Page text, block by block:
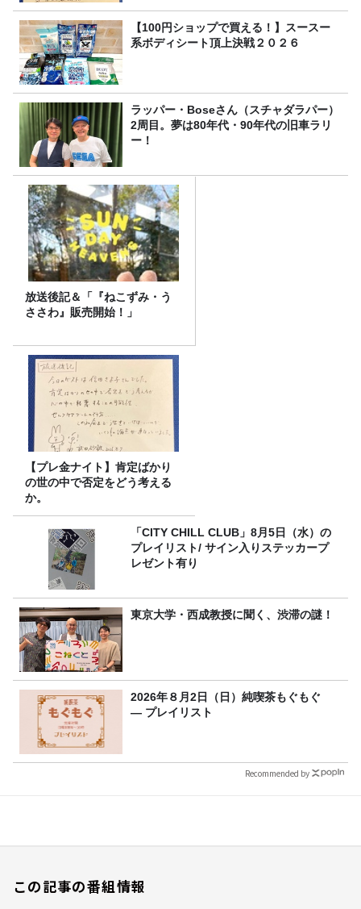
【100円ショップで買える！】スースー
系ボディシート頂上決戦２０２６
ラッパー・Boseさん（スチャダラパー）
2周目。夢は80年代・90年代の旧車ラリ
ー！
放送後記＆「『ねこずみ・う
ささわ』販売開始！」
【プレ金ナイト】肯定ばかり
の世の中で否定をどう考える
か。
「CITY CHILL CLUB」8月5日（水）の
プレイリスト/ サイン入りステッカープ
レゼント有り
東京大学・西成教授に聞く、渋滞の謎！
2026年８月2日（日）純喫茶もぐもぐ
― プレイリスト
Recommended by
この記事の番組情報